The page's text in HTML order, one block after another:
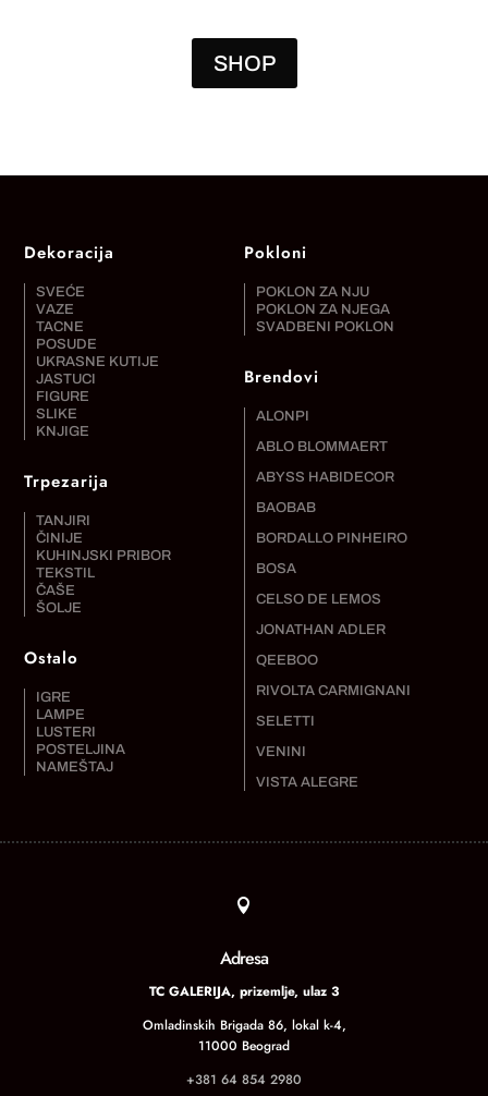
SHOP
Dekoracija
SVEĆE
VAZE
TACNE
POSUDE
UKRASNE KUTIJE
JASTUCI
FIGURE
SLIKE
KNJIGE
Trpezarija
TANJIRI
ČINIJE
KUHINJSKI PRIBOR
TEKSTIL
ČAŠE
ŠOLJE
Ostalo
IGRE
LAMPE
LUSTERI
POSTELJINA
NAMEŠTAJ
Pokloni
POKLON ZA NJU
POKLON ZA NJEGA
SVADBENI POKLON
Brendovi
ALONPI
ABLO BLOMMAERT
ABYSS HABIDECOR
BAOBAB
BORDALLO PINHEIRO
BOSA
CELSO DE LEMOS
JONATHAN ADLER
QEEBOO
RIVOLTA CARMIGNANI
SELETTI
VENINI
VISTA ALEGRE

Adresa
TC GALERIJA, prizemlje, ulaz 3
Omladinskih Brigada 86, lokal k-4,
11000 Beograd
+381 64 854 2980